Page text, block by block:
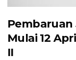
Pembaruan
Mulai 12
II